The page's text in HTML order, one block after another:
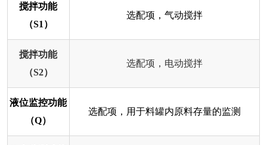
搅拌功能
（S1）
选配项，气动搅拌
搅拌功能
（S2）
选配项，电动搅拌
液位监控功能
（Q）
选配项，用于料罐内原料存量的监测